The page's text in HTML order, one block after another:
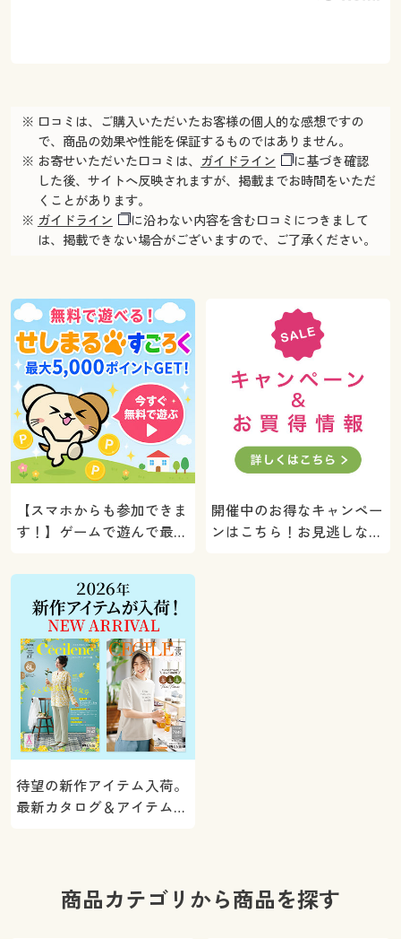
※ 口コミは、ご購入いただいたお客様の個人的な感想ですの
で、商品の効果や性能を保証するものではありません。
※ お寄せいただいた口コミは、 ガイドライン
に基づき確認
した後、サイトへ反映されますが、掲載までお時間をいただ
くことがあります。
※ ガイドライン
に沿わない内容を含む口コミにつきまして
は、掲載できない場合がございますので、ご了承ください。
【スマホからも参加できま
す！】ゲームで遊んで最大
ト！
開催中のお得なキャンペー
ンはこちら！お見逃しな
待望の新作アイテム入荷。
最新カタログ＆アイテムを
商品カテゴリから商品を探す